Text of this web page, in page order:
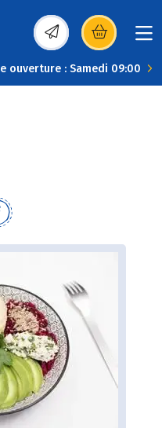
(s’ouvre dans une
ouverture : Samedi 09:00